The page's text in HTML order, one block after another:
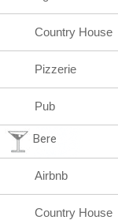
Country House
Pizzerie
Pub
Bere
Airbnb
Country House